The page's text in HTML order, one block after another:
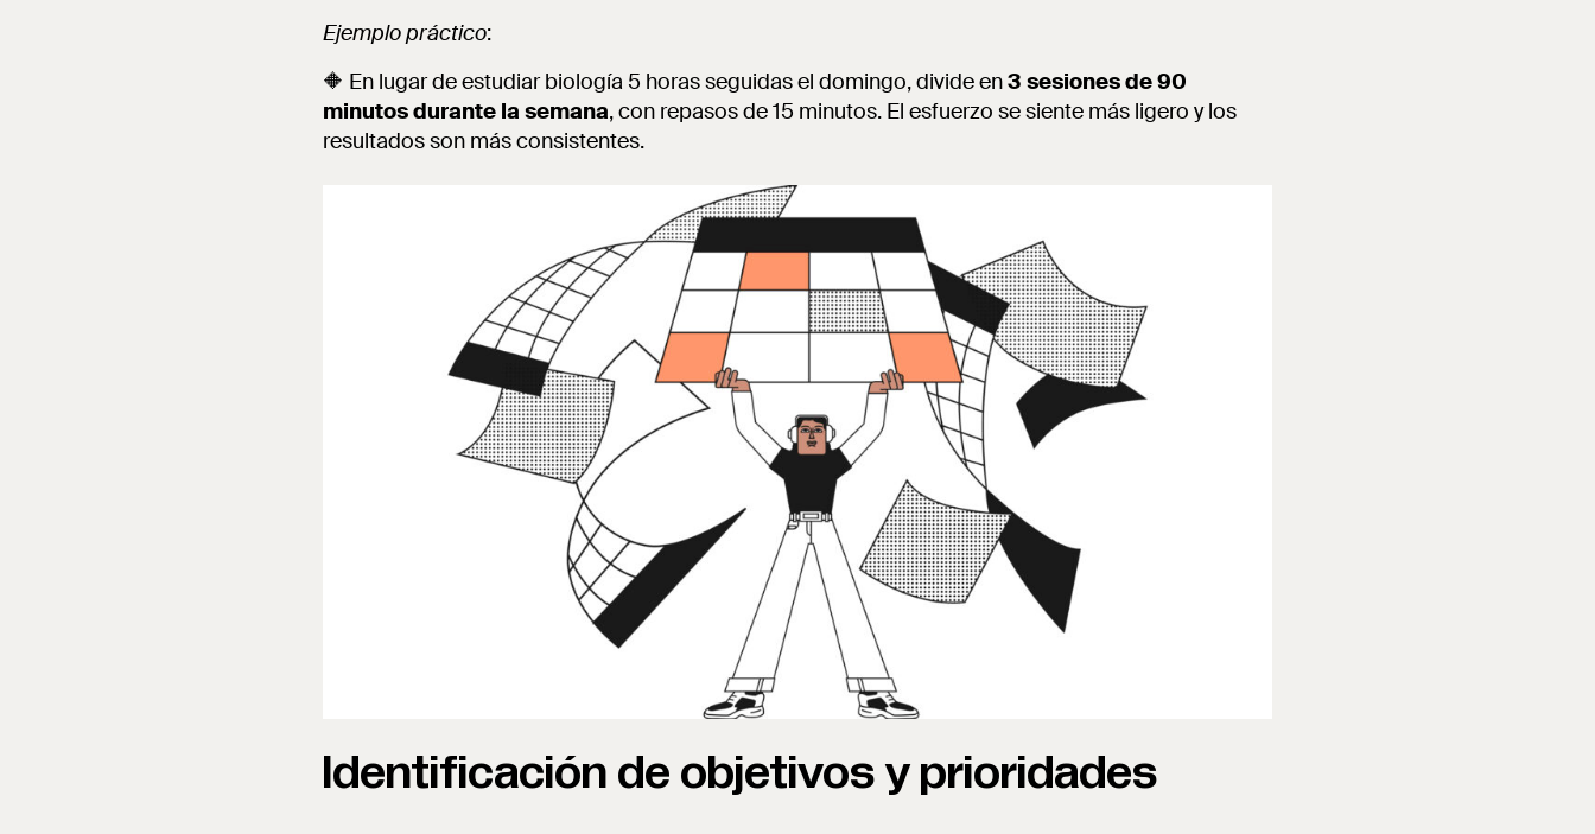
Ejemplo práctico:
🔶 En lugar de estudiar biología 5 horas seguidas el domingo, divide en3 sesiones de 90
minutos durante la semana, con repasos de 15 minutos. El esfuerzo se siente más ligero y los
resultados son más consistentes.
Identificación de objetivos y prioridades